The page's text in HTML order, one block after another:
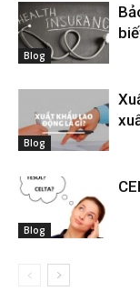
Blog
Blog
Blog